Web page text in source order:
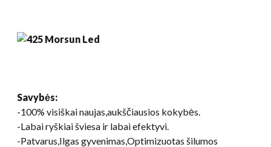
Savybės:
-100% visiškai naujas,aukščiausios kokybės.
-Labai ryškiai šviesa ir labai efektyvi.
-Patvarus,Ilgas gyvenimas,Optimizuotas šilumos